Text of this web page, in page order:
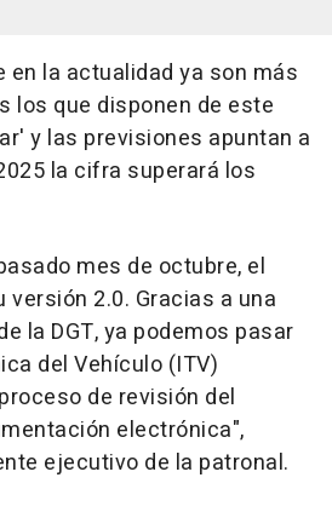
en la actualidad ya son más
los que disponen de este
y las previsiones apuntan a
la cifra superará los
mes de octubre, el
versión 2.0. Gracias a una
la DGT, ya podemos pasar
del Vehículo (ITV)
de revisión del
electrónica",
ejecutivo de la patronal.